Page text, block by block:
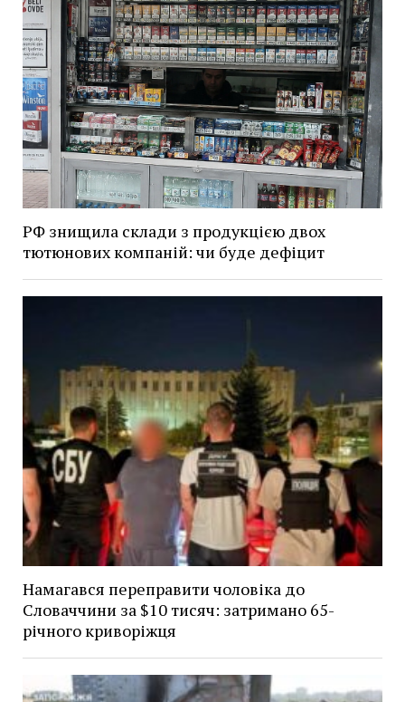
РФ знищила склади з продукцією двох
тютюнових компаній: чи буде дефіцит
Намагався переправити чоловіка до
Словаччини за $10 тисяч: затримано 65-
річного криворіжця